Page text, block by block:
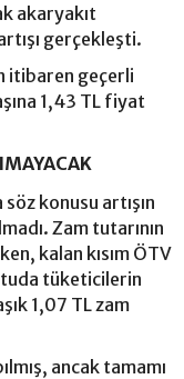
akaryakıt
gerçekleşti.
itibaren geçerli
1,43 TL fiyat
konusu artışın
Zam tutarının
kalan kısım ÖTV
tüketicilerin
1,07 TL zam
ancak tamamı